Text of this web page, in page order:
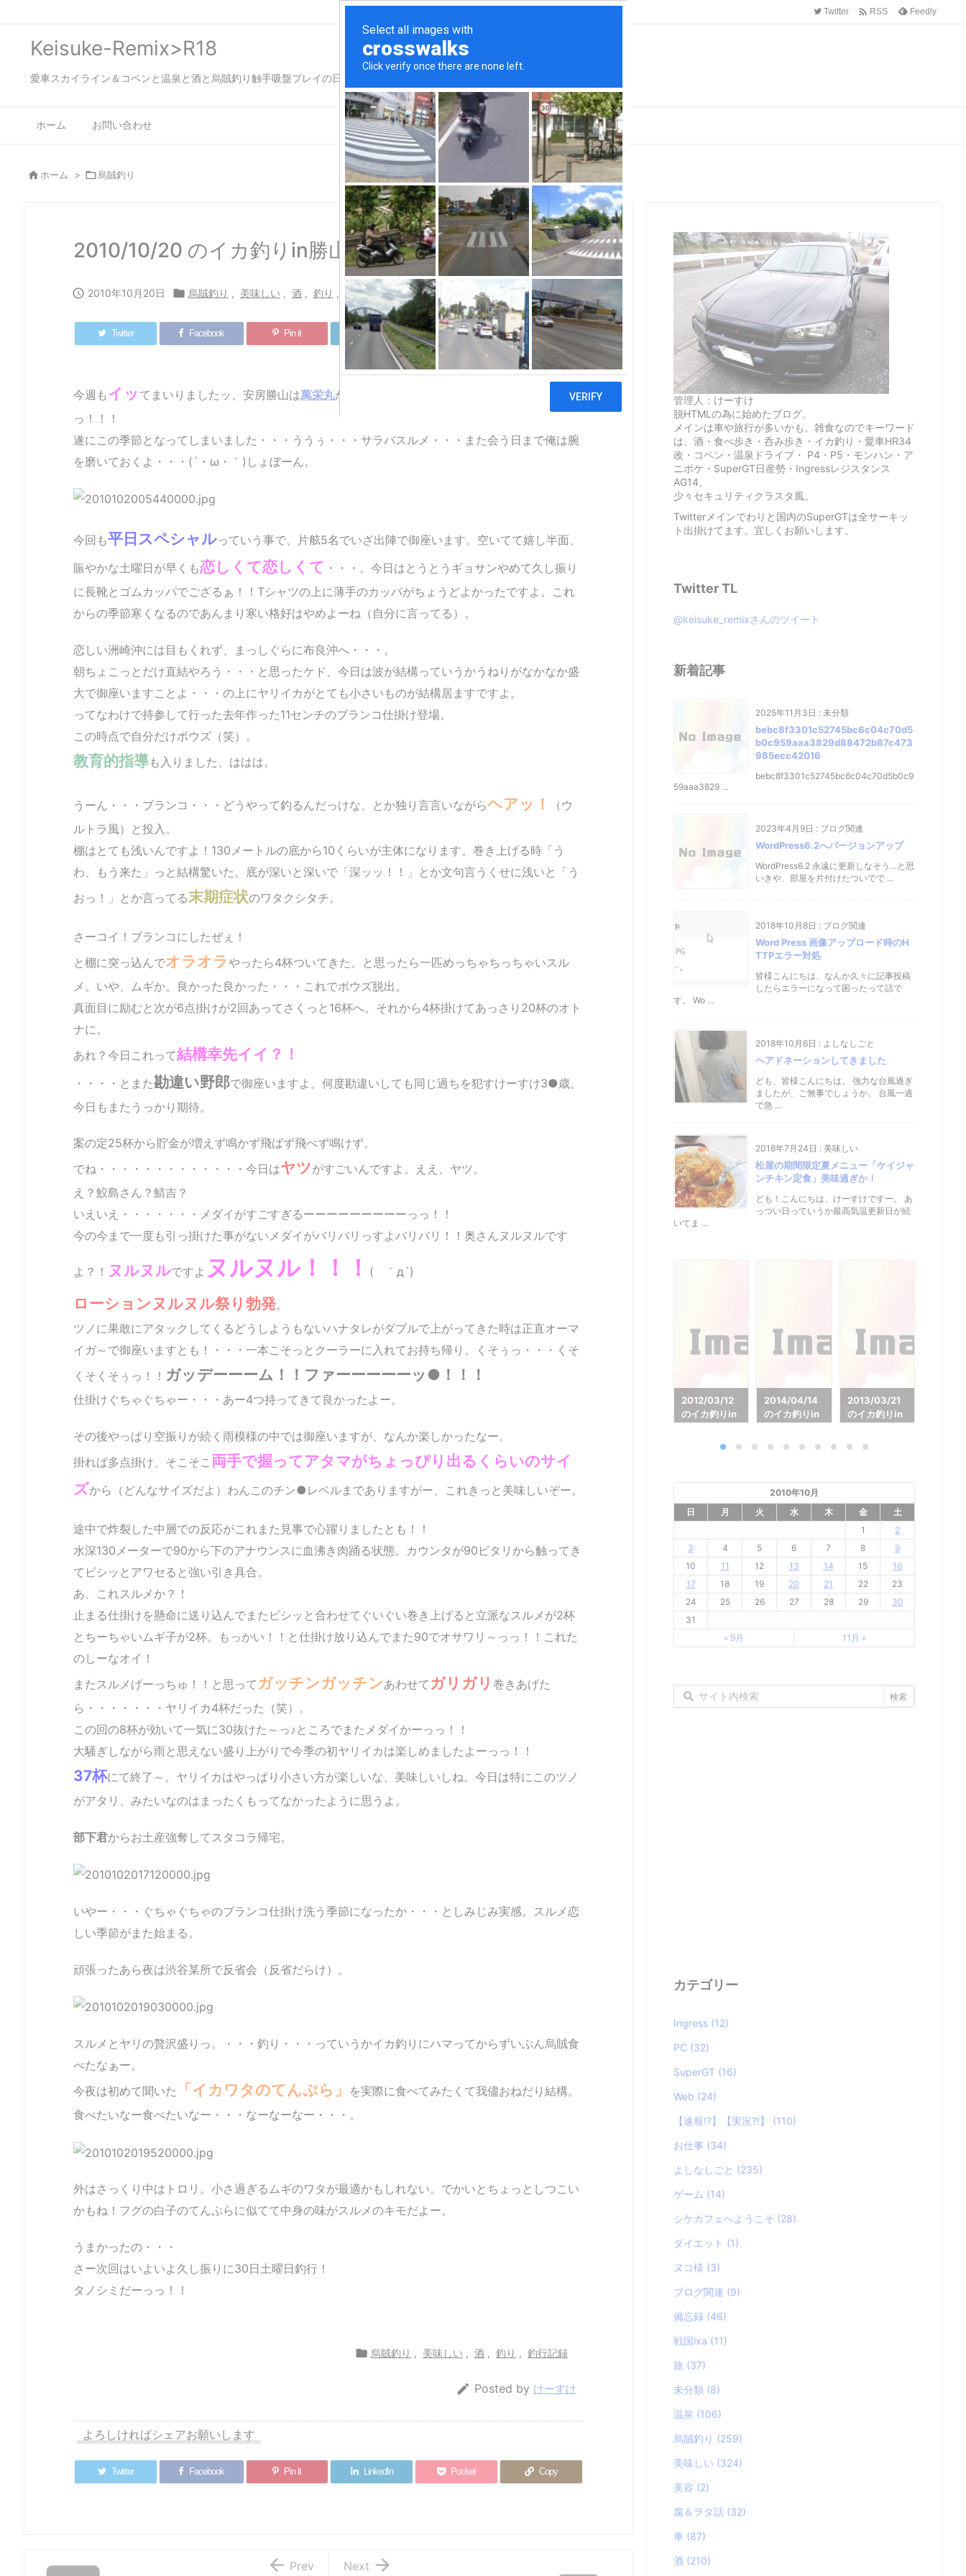
Keisuke-Remix>R18
愛車スカイライン＆コペンと温泉と酒と烏賊釣り触手吸盤プレイの日々…for Adults仕様
ホーム お問い合わせ
Twitter  RSS Feedly
 ホーム > 烏賊釣り
2010/10/20 のイカ釣りin勝山萬栄丸
 2010年10月20日  烏賊釣り , 美味しい , 酒 , 釣り , 釣行記録
Twitter Facebook Pin it LinkedIn Pocket Copy
今週もイッ てまいりましたッ、安房勝山は萬栄丸からス・・・・ヤリイカ出船んんん～っ
っ！！！
遂にこの季節となってしまいました・・・ううぅ・・・サラバスルメ・・・また会う日まで俺は腕
を磨いておくよ・・・(´・ω・｀)しょぼーん。
今回も平日スペシャルっていう事で、片舷5名でいざ出陣で御座います。空いてて嬉し半面、
賑やかな土曜日が早くも恋しくて恋しくて ・・・。今日はとうとうギョサンやめて久し振り
に長靴とゴムカッパでござるぁ！！Tシャツの上に薄手のカッパがちょうどよかったですよ。これ
からの季節寒くなるのであんまり寒い格好はやめよーね（自分に言ってる）。
恋しい洲崎沖には目もくれず、まっしぐらに布良沖へ・・・。
朝ちょこっとだけ直結やろう・・・と思ったケド、今日は波が結構っていうかうねりがなかなか盛
大で御座いますことよ・・・の上にヤリイカがとても小さいものが結構居ますですよ。
ってなわけで持参して行った去年作った11センチのブランコ仕掛け登場。
この時点で自分だけボウズ（笑）。
教育的指導も入りました、ははは。
うーん・・・ブランコ・・・どうやって釣るんだっけな、とか独り言言いながらヘアッ！
（ウ
ルトラ風）と投入。
棚はとても浅いんですよ！130メートルの底から10くらいが主体になります。巻き上げる時「う
わ、もう来た」っと結構驚いた。底が深いと深いで「深ッッ！！」とか文句言うくせに浅いと「う
おっ！」とか言ってる末期症状のワタクシタチ。
さーコイ！ブランコにしたぜぇ！
と棚に突っ込んでオラオラやったら4杯ついてきた。と思ったら一匹めっちゃちっちゃいスル
メ。いや、ムギか。良かった良かった・・・これでボウズ脱出。
真面目に励むと次が6点掛けが2回あってさくっと16杯へ。それから4杯掛けてあっさり20杯のオト
ナに。
あれ？今日これって結構幸先イイ？！
・・・・とまた勘違い野郎で御座いますよ。何度勘違いしても同じ過ちを犯すけーすけ3●歳。
今日もまたうっかり期待。
案の定25杯から貯金が増えず鳴かず飛ばず飛べず鳴けず。
でね・・・・・・・・・・・・・今日はヤツがすごいんですよ。ええ、ヤツ。
え？鮫島さん？鯖吉？
いえいえ・・・・・・・メダイがすごすぎるーーーーーーーーーっっ！！
今の今まで一度も引っ掛けた事がないメダイがバリバリっすよバリバリ！！奥さんヌルヌルです
よ？！ ヌルヌルですよ ヌルヌル！！！ ( ｀д´)
ローションヌルヌル祭り勃発。
ツノに果敢にアタックしてくるどうしようもないハナタレがダブルで上がってきた時は正直オーマ
イガ～で御座いますとも！・・・一本こそっとクーラーに入れてお持ち帰り。くそぅっ・・・くそ
くそくそぅっ！！ ガッデーーーム！！ ファーーーーーッ●！！！
仕掛けぐちゃぐちゃー・・・あー4つ持ってきて良かったよー。
その後やっぱり空振りが続く雨模様の中では御座いますが、なんか楽しかったなー。
掛れば多点掛け、そこそこ 両手で握ってアタマがちょっぴり出るくらいのサイ
ズから（どんなサイズだよ）わんこのチン●レベルまでありますがー、これきっと美味しいぞー。
途中で炸裂した中層での反応がこれまた見事で心躍りましたとも！！
水深130メーターで90から下のアナウンスに血沸き肉踊る状態。カウンタが90ピタリから触ってき
てビシッとアワセると強い引き具合。
あ、これスルメか？！
止まる仕掛けを懸命に送り込んでまたビシッと合わせてぐいぐい巻き上げると立派なスルメが2杯
とちーちゃいムギ子が2杯。もっかい！！と仕掛け放り込んでまた90でオサワリ～っっ！！これた
のしーなオイ！
またスルメげーっちゅ！！と思って ガッチンガッチンあわせて ガリガリ 巻きあげた
ら・・・・・・・ヤリイカ4杯だった（笑）。
この回の8杯が効いて一気に30抜けた～っ♪ところでまたメダイかーっっ！！
大騒ぎしながら雨と思えない盛り上がりで今季の初ヤリイカは楽しめましたよーっっ！！
37杯にて終了～。ヤリイカはやっぱり小さい方が楽しいな、美味しいしね。今日は特にこのツノ
がアタリ、みたいなのはまったくもってなかったように思うよ。
部下君からお土産強奪してスタコラ帰宅。
いやー・・・ぐちゃぐちゃのブランコ仕掛け洗う季節になったか・・・としみじみ実感。スルメ恋
しい季節がまた始まる。
頑張ったあら夜は渋谷某所で反省会（反省だらけ）。
スルメとヤリの贅沢盛りっ。・・・釣り・・・っていうかイカ釣りにハマってからずいぶん烏賊食
べたなぁー。
今夜は初めて聞いた
「イカワタのてんぷら」
を実際に食べてみたくて我儘おねだり結構。
食べたいなー食べたいなー・・・なーなーなー・・・。
外はさっくり中はトロリ。小さ過ぎるムギのワタが最適かもしれない。でかいとちょっとしつこい
かもね！フグの白子のてんぷらに似てて中身の味がスルメのキモだよー。
うまかったの・・・
さー次回はいよいよ久し振りに30日土曜日釣行！
タノシミだーっっ！！
 烏賊釣り , 美味しい , 酒 , 釣り , 釣行記録
 Posted by けーすけ
よろしければシェアお願いします
Twitter Facebook Pin it LinkedIn Pocket Copy

Next
 Prev
管理人：けーすけ
脱HTMLの為に始めたブログ。
メインは車や旅行が多いかも。雑食なのでキーワード
は、酒・食べ歩き・呑み歩き・イカ釣り・愛車HR34
改・コペン・温泉ドライブ・ P4・P5・モンハン・ア
ニポケ・SuperGT日産勢・Ingressレジスタンス
AG14。
少々セキュリティクラスタ風。
Twitterメインでわりと国内のSuperGTは全サーキッ
ト出掛けてます。宜しくお願いします。
Twitter TL
@keisuke_remixさんのツイート
新着記事
2025年11月3日 : 未分類
bebc8f3301c52745bc6c04c70d5
b0c959aaa3829d88472b87c473
985ecc42016
bebc8f3301c52745bc6c04c70d5b0c9
59aaa3829 ...
2023年4月9日 : ブログ関連
WordPress6.2へバージョンアップ
WordPress6.2 永遠に更新しなそう…と思
いきや、部屋を片付けたついでで ...
2018年10月8日 : ブログ関連
Word Press 画像アップロード時のH
TTPエラー対処
皆様こんにちは、なんか久々に記事投稿
したらエラーになって困ったって話で
す。 Wo ...
2018年10月6日 : よしなしごと
ヘアドネーションしてきました
ども、皆様こんにちは。 強力な台風過ぎ
ましたが、ご無事でしょうか。 台風一過
で急 ...
2018年7月24日 : 美味しい
松屋の期間限定夏メニュー「ケイジャ
ンチキン定食」美味過ぎか！
ども！こんにちは、けーすけですー。 あ
っつい日っていうか最高気温更新日が続
いてま ...
2013/03/11
2012/09/02
2012/08/13
2012/08/06
2012/03/12
のイカ釣りin
2014/04/14
のイカ釣りin
2013/03/21
のイカ釣りin
2010年10月
日
月 火 水 木 金
土
1
2
3
4 5 6 7 8
9
10
11 12 13 14 15
16
17
18 19 20 21 22
23
24
25 26 27 28 29
30
31
« 9月
11月 »
カテゴリー
Ingress (12)
PC (32)
SuperGT (16)
Web (24)
【速報!?】【実況?!】 (110)
お仕事 (34)
よしなしごと (235)
ゲーム (14)
シケカフェへようこそ (28)
ダイエット (1)
ヌコ様 (3)
ブログ関連 (9)
備忘録 (46)
戦国ixa (11)
旅 (37)
未分類 (8)
温泉 (106)
烏賊釣り (259)
美味しい (324)
美容 (2)
腐＆ヲタ話 (32)
車 (87)
酒 (210)